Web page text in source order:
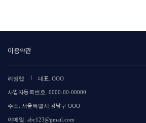
이용약관
리빙랩 대표. OOO
사업자등록번호. 0000-00-00000
주소. 서울특별시 강남구 OOO
이메일. abc123@gmail.com